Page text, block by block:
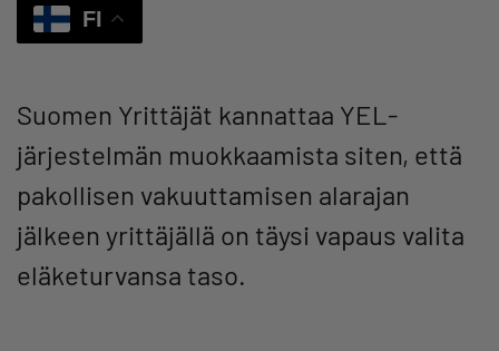
FI
Suomen Yrittäjät kannattaa YEL-
järjestelmän muokkaamista siten, että
pakollisen vakuuttamisen alarajan
jälkeen yrittäjällä on täysi vapaus valita
eläketurvansa taso.